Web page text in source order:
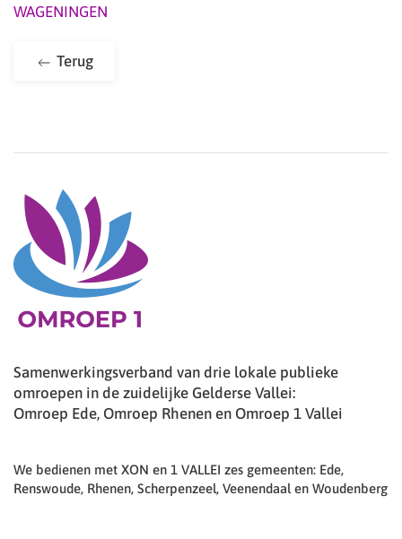
WAGENINGEN
Terug
Samenwerkingsverband van drie lokale publieke
omroepen in de zuidelijke Gelderse Vallei:
Omroep Ede, Omroep Rhenen en Omroep 1 Vallei
We bedienen met XON en 1 VALLEI zes gemeenten: Ede,
Renswoude, Rhenen, Scherpenzeel, Veenendaal en Woudenberg